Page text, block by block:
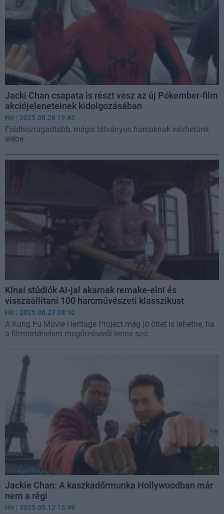
Jacki Chan csapata is részt vesz az új Pókember-film
akciójeleneteinek kidolgozásában
Hír | 2025.08.28 19:42
Földhözragadtabb, mégis látványos harcoknak nézhetünk
elébe.
Kínai stúdiók AI-jal akarnak remake-elni és
visszaállítani 100 harcművészeti klasszikust
Hír | 2025.06.23 08:10
A Kung Fu Movie Heritage Project még jó ötlet is lehetne, ha
a filmtörténelem megőrzéséről lenne szó.
Jackie Chan: A kaszkadőrmunka Hollywoodban már
nem a régi
Hír | 2025.05.12 15:49